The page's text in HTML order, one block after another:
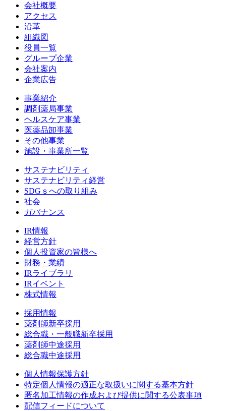
会社概要
アクセス
沿革
組織図
役員一覧
グループ企業
会社案内
企業広告
事業紹介
調剤薬局事業
ヘルスケア事業
医薬品卸事業
その他事業
施設・事業所一覧
サステナビリティ
サステナビリティ経営
SDGｓへの取り組み
社会
ガバナンス
IR情報
経営方針
個人投資家の皆様へ
財務・業績
IRライブラリ
IRイベント
株式情報
採用情報
薬剤師新卒採用
総合職・一般職新卒採用
薬剤師中途採用
総合職中途採用
個人情報保護方針
特定個人情報の適正な取扱いに関する基本方針
匿名加工情報の作成および提供に関する公表事項
配信フィードについて